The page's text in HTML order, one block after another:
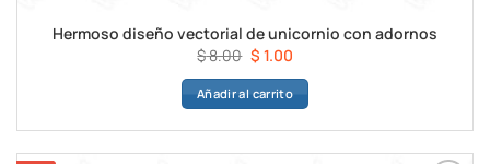
Hermoso diseño vectorial de unicornio con adornos
$8.00 El
precio
original
$ 8.00.
$ 1.00El
precio
actual
$ 1.00.
Añadir al carrito